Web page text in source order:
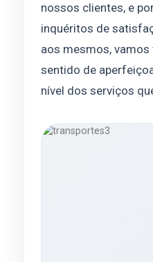
nossos clientes, e
inquéritos de
aos mesmos, vamos
sentido de
nível dos serviços